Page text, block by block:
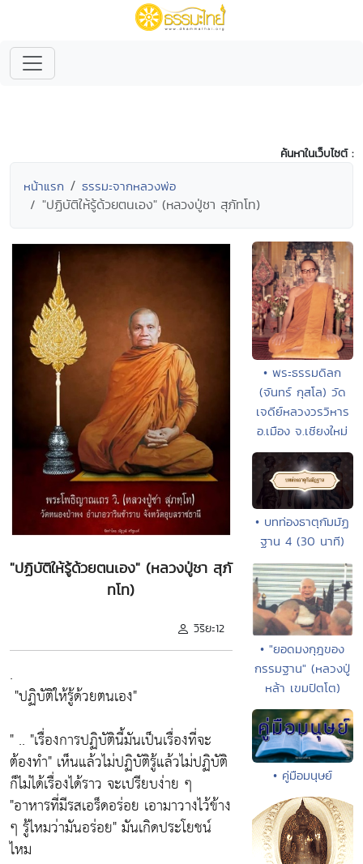
ค้นหาในเว็บไซต์ :
หน้าแรก ธรรมะจากหลวงพ่อ
"ปฏิบัติให้รู้ด้วยตนเอง" (หลวงปู่ชา สุภัทโท)
"ปฏิบัติให้รู้ด้วยตนเอง" (หลวงปู่ชา สุภั
ทโท)
วิริยะ12
.
"ปฏิบัติให้รู้ด้วยตนเอง"
" .. "เรื่องการปฏิบัตินี้มันเป็นเรื่องที่จะ
ต้องทำ" เห็นแล้วไม่ปฏิบัติรู้แล้วไม่ปฏิบัติ
ก็ไม่ได้เรื่องได้ราว จะเปรียบง่าย ๆ
"อาหารที่มีรสเอร็ดอร่อย เอามาวางไว้ข้าง
ๆ รู้ไหมว่ามันอร่อย"มันเกิดประโยชน์
ไหม
• พระธรรมดิลก
(จันทร์ กุสโล) วัด
เจดีย์หลวงวรวิหาร
อ.เมือง จ.เชียงใหม่
• บทท่องธาตุกัมมัฏ
ฐาน 4 (30 นาที)
• "ยอดมงกุฎของ
กรรมฐาน" (หลวงปู่
หล้า เขมปัตโต)
• คู่มือมนุษย์